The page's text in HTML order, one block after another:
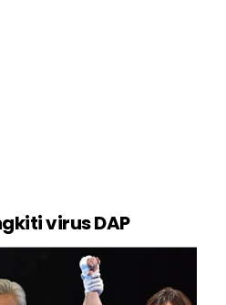
virus DAP